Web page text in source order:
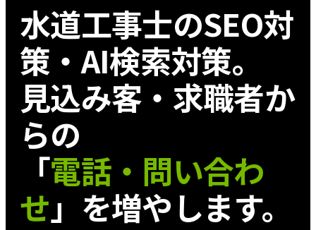
水道工事士のSEO対
策・AI検索対策。
見込み客・求職者か
らの
「電話・問い合わ
せ」を増やします。